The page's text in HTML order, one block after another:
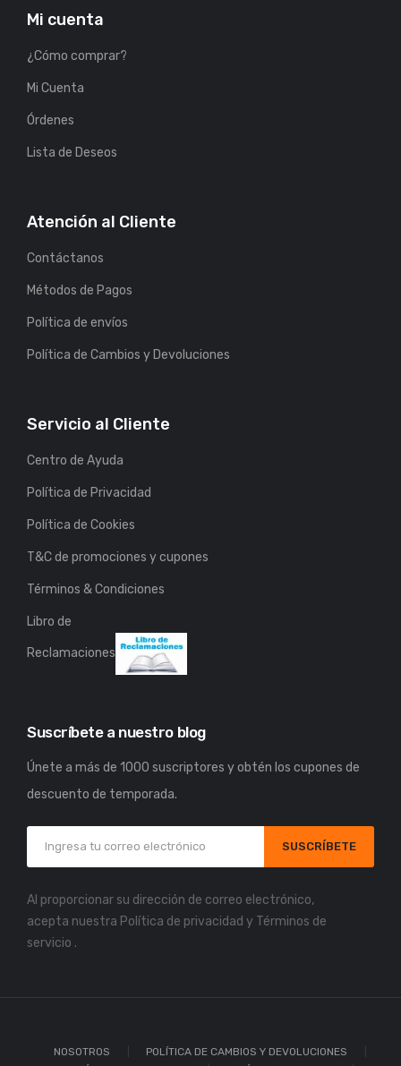
Mi cuenta
¿Cómo comprar?
Mi Cuenta
Órdenes
Lista de Deseos
Atención al Cliente
Contáctanos
Métodos de Pagos
Política de envíos
Política de Cambios y Devoluciones
Servicio al Cliente
Centro de Ayuda
Política de Privacidad
Política de Cookies
T&C de promociones y cupones
Términos & Condiciones
Libro de
Reclamaciones
Suscríbete a nuestro blog
Únete a más de 1000 suscriptores y obtén los cupones de
descuento de temporada.
SUSCRÍBETE
Al proporcionar su dirección de correo electrónico,
acepta nuestra Política de privacidad y Términos de
servicio .
NOSOTROS
POLÍTICA DE CAMBIOS Y DEVOLUCIONES